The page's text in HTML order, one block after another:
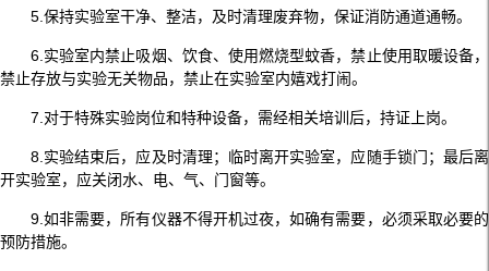
5.保持实验室干净、整洁，及时清理废弃物，保证消防通道通畅。
6.实验室内禁止吸烟、饮食、使用燃烧型蚊香，禁止使用取暖设备，
禁止存放与实验无关物品，禁止在实验室内嬉戏打闹。
7.对于特殊实验岗位和特种设备，需经相关培训后，持证上岗。
8.实验结束后，应及时清理；临时离开实验室，应随手锁门；最后离
开实验室，应关闭水、电、气、门窗等。
9.如非需要，所有仪器不得开机过夜，如确有需要，必须采取必要的
预防措施。